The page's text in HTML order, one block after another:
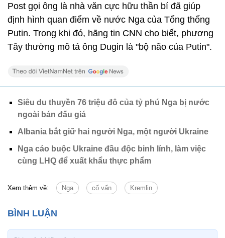
Post gọi ông là nhà văn cực hữu thần bí đã giúp
định hình quan điểm về nước Nga của Tổng thống
Putin. Trong khi đó, hãng tin CNN cho biết, phương
Tây thường mô tả ông Dugin là "bộ não của Putin".
Siêu du thuyền 76 triệu đô của tỷ phú Nga bị nước
ngoài bán đấu giá
Albania bắt giữ hai người Nga, một người Ukraine
Nga cáo buộc Ukraine đầu độc binh lính, làm việc
cùng LHQ để xuất khẩu thực phẩm
Xem thêm về: Nga cố vấn Kremlin